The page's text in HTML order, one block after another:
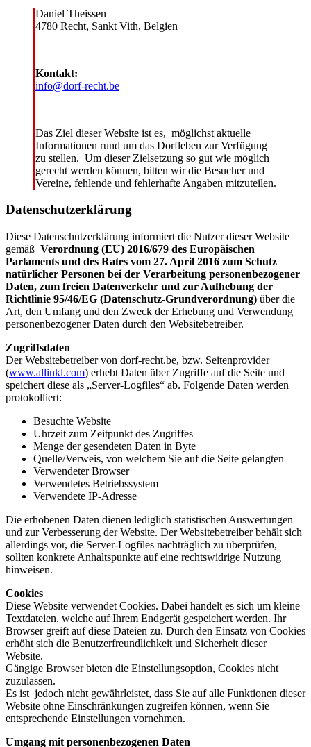
Daniel Theissen
4780 Recht, Sankt Vith, Belgien
Kontakt:
info@dorf-recht.be
Das Ziel dieser Website ist es, möglichst aktuelle
Informationen rund um das Dorfleben zur Verfügung
zu stellen. Um dieser Zielsetzung so gut wie möglich
gerecht werden können, bitten wir die Besucher und
Vereine, fehlende und fehlerhafte Angaben mitzuteilen.
Datenschutzerklärung
Diese Datenschutzerklärung informiert die Nutzer dieser Website
gemäß Verordnung (EU) 2016/679 des Europäischen
Parlaments und des Rates vom 27. April 2016 zum Schutz
natürlicher Personen bei der Verarbeitung personenbezogener
Daten, zum freien Datenverkehr und zur Aufhebung der
Richtlinie 95/46/EG (Datenschutz-Grundverordnung) über die
Art, den Umfang und den Zweck der Erhebung und Verwendung
personenbezogener Daten durch den Websitebetreiber.
Zugriffsdaten
Der Websitebetreiber von dorf-recht.be, bzw. Seitenprovider
(www.allinkl.com) erhebt Daten über Zugriffe auf die Seite und
speichert diese als „Server-Logfiles“ ab. Folgende Daten werden
protokolliert:
Besuchte Website
Uhrzeit zum Zeitpunkt des Zugriffes
Menge der gesendeten Daten in Byte
Quelle/Verweis, von welchem Sie auf die Seite gelangten
Verwendeter Browser
Verwendetes Betriebssystem
Verwendete IP-Adresse
Die erhobenen Daten dienen lediglich statistischen Auswertungen
und zur Verbesserung der Website. Der Websitebetreiber behält sich
allerdings vor, die Server-Logfiles nachträglich zu überprüfen,
sollten konkrete Anhaltspunkte auf eine rechtswidrige Nutzung
hinweisen.
Cookies
Diese Website verwendet Cookies. Dabei handelt es sich um kleine
Textdateien, welche auf Ihrem Endgerät gespeichert werden. Ihr
Browser greift auf diese Dateien zu. Durch den Einsatz von Cookies
erhöht sich die Benutzerfreundlichkeit und Sicherheit dieser
Website.
Gängige Browser bieten die Einstellungsoption, Cookies nicht
zuzulassen.
Es ist jedoch nicht gewährleistet, dass Sie auf alle Funktionen dieser
Website ohne Einschränkungen zugreifen können, wenn Sie
entsprechende Einstellungen vornehmen.
Umgang mit personenbezogenen Daten